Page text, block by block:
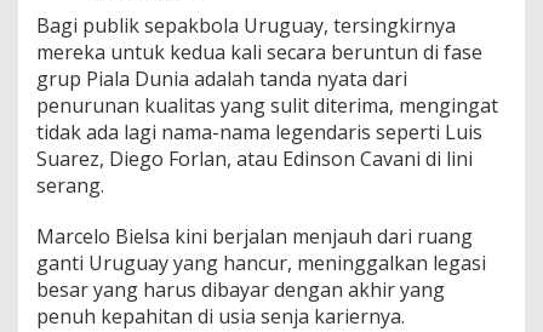
Bagi publik sepakbola Uruguay, tersingkirnya
mereka untuk kedua kali secara beruntun di fase
grup Piala Dunia adalah tanda nyata dari
penurunan kualitas yang sulit diterima, mengingat
tidak ada lagi nama-nama legendaris seperti Luis
Suarez, Diego Forlan, atau Edinson Cavani di lini
serang.
Marcelo Bielsa kini berjalan menjauh dari ruang
ganti Uruguay yang hancur, meninggalkan legasi
besar yang harus dibayar dengan akhir yang
penuh kepahitan di usia senja kariernya.